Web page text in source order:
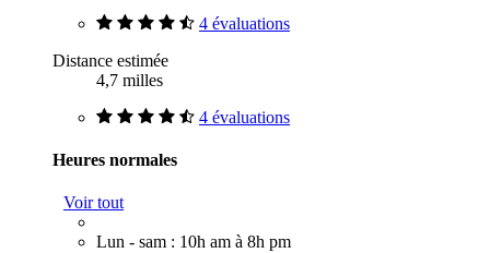
4 évaluations
Distance estimée
4,7 milles
4 évaluations
Heures normales
Voir tout
Lun - sam : 10h am à 8h pm